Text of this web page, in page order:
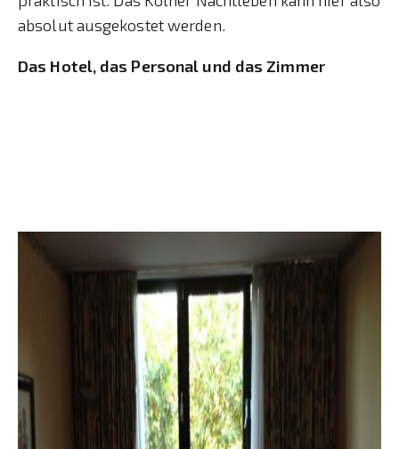
absolut ausgekostet werden.
Das Hotel, das Personal und das Zimmer